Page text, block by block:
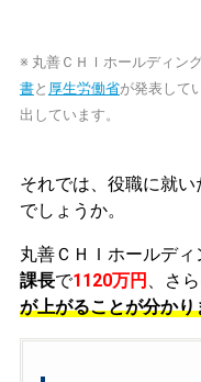
※ 丸善ＣＨＩホールディン
書と 厚生労働省が発表して
出しています。
それでは、役職に就
でしょうか。
丸善ＣＨＩホールディ
課長で1120万円 、さ
が上がることが分かり